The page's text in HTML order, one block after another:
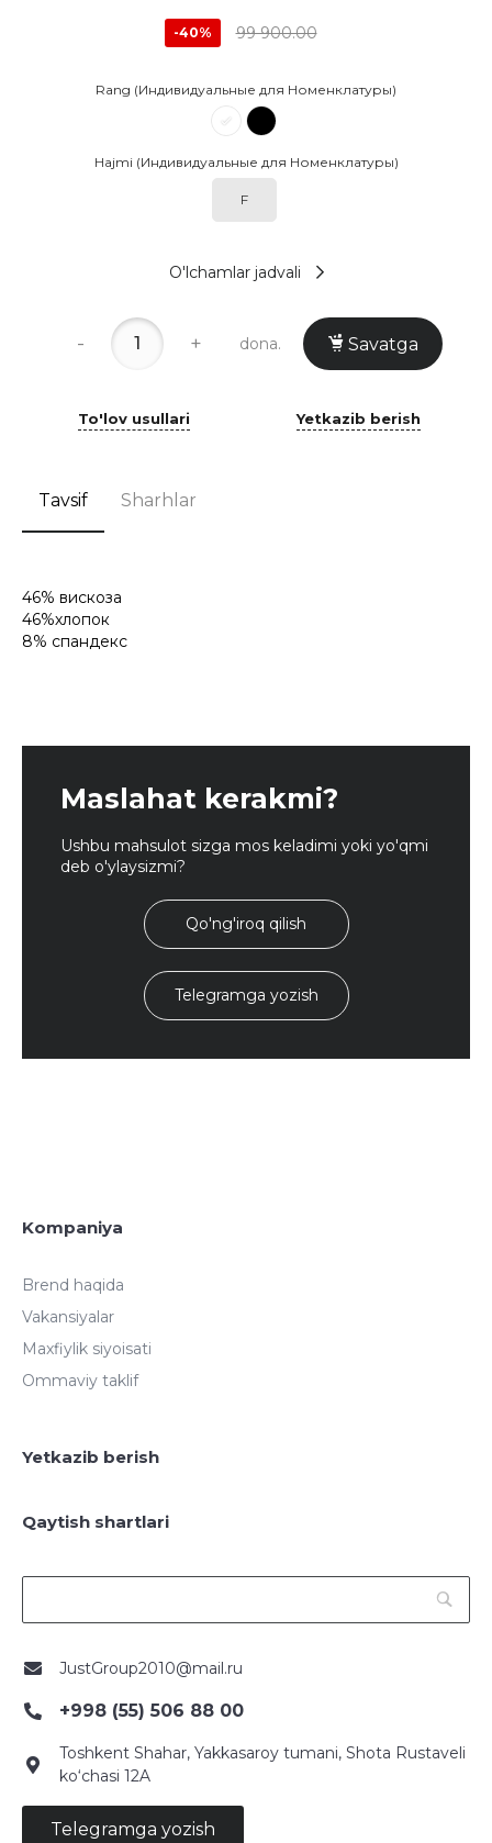
-40% 99 900.00
Rang (Индивидуальные для Номенклатуры)
Hajmi (Индивидуальные для Номенклатуры)
F
O'lchamlar jadvali
- + dona. Savatga
To'lov usullari Yetkazib berish
Tavsif Sharhlar
46% вискоза
46%хлопок
8% спандекс
Maslahat kerakmi?
Ushbu mahsulot sizga mos keladimi yoki yo'qmi
deb o'ylaysizmi?
Qo'ng'iroq qilish
Telegramga yozish
Kompaniya
Brend haqida
Vakansiyalar
Maxfiylik siyoisati
Ommaviy taklif
Yetkazib berish
Qaytish shartlari
JustGroup2010@mail.ru
+998 (55) 506 88 00
Toshkent Shahar, Yakkasaroy tumani, Shota Rustaveli
ko‘chasi 12A
Telegramga yozish